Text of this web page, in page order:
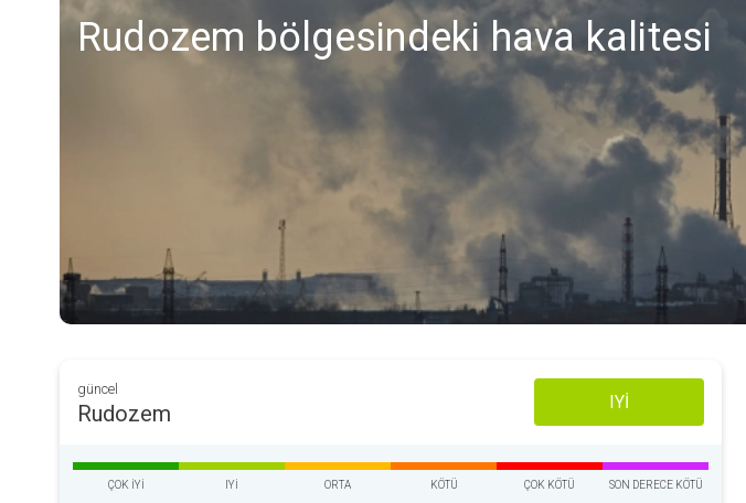
Rudozem bölgesindeki hava kalitesi
güncel
Rudozem IYI
ÇOK IYI IYI ORTA KÖTÜ ÇOK KÖTÜ SON DERECE KÖTÜ